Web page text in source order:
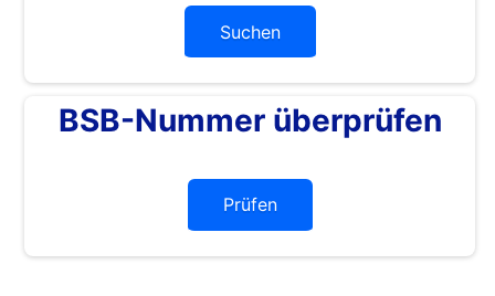
Suchen
BSB-Nummer überprüfen
Prüfen